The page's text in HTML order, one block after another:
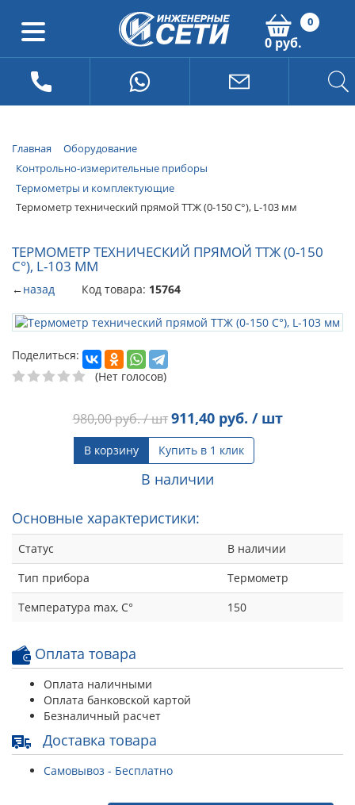
0
0 руб.
Главная
Оборудование
Контрольно-измерительные приборы
Термометры и комплектующие
Термометр технический прямой ТТЖ (0-150 С°), L-103 мм
ТЕРМОМЕТР ТЕХНИЧЕСКИЙ ПРЯМОЙ ТТЖ (0-150
С°), L-103 ММ
←назад Код товара: 15764
Поделиться:
(Нет голосов)
980,00руб. / шт 911,40руб. / шт
В корзину Купить в 1 клик
В наличии
Основные характеристики:
Статус
В наличии
Тип прибора
Термометр
Температура max, C°
150
Оплата товара
Оплата наличными
Оплата банковской картой
Безналичный расчет
Доставка товара
Самовывоз - Бесплатно